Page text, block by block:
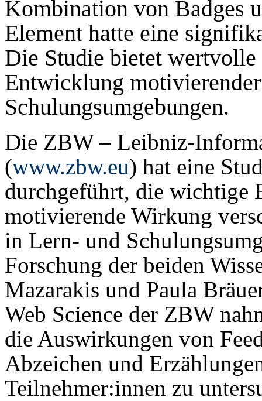
Kombination von Badges
Element hatte eine
Die Studie bietet
Entwicklung
Schulungsumgebungen.
Die ZBW – Leibniz-
(www.zbw.eu) hat eine
durchgeführt, die wichtige
motivierende Wirkung
in Lern- und
Forschung der beiden
Mazarakis und Paula
Web Science der ZBW
die Auswirkungen von
Abzeichen und
Teilnehmer:innen zu